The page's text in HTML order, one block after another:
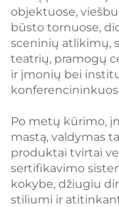
objektuose,
būsto tornuose,
sceninių atlikimų,
teatrių, pramogų
ir įmonių bei
Po metų kūrimo,
mastą, valdymas
produktai tvirtai
sertifikavimo
kokybe, džiugiu
stiliumi ir